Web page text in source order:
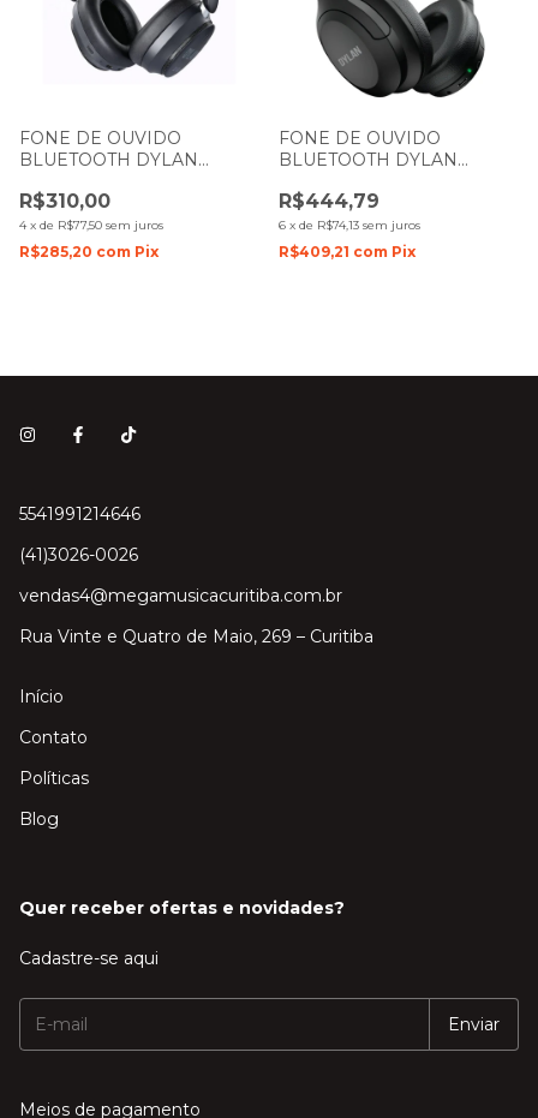
FONE DE OUVIDO
BLUETOOTH DYLAN
P2 COM CANCELAMENTO
DE RUIDO DL-900 PRETO
R$310,00
4 x de R$77,50 sem juros
R$285,20 com Pix
FONE DE OUVIDO
BLUETOOTH DYLAN
P2 COM CANCELAMENTO
DE RUIDO DL-700 PRETO
R$444,79
6 x de R$74,13 sem juros
R$409,21 com Pix
5541991214646
(41)3026-0026
vendas4@megamusicacuritiba.com.br
Rua Vinte e Quatro de Maio, 269 – Curitiba
Início
Contato
Políticas
Blog
Quer receber ofertas e novidades?
Cadastre-se aqui
Meios de pagamento